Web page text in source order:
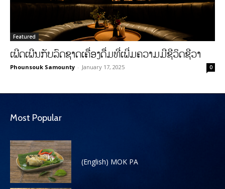
Featured
ເພີດເພີນກັບລົດຊາດເຄື່ອງດື່ມທີ່ເພີ່ມຄວາມມີຊີວິດຊີວາ
Phounsouk Samounty - January 17, 2025 0
Most Popular
(English) MOK PA